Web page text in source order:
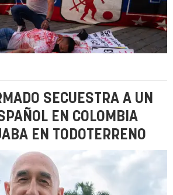
SECUESTRA A UN
EN COLOMBIA
EN TODOTERRENO